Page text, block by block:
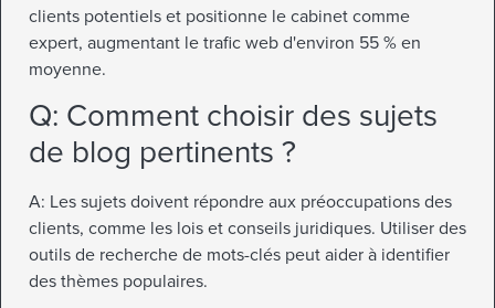
clients potentiels et positionne le cabinet comme
expert, augmentant le trafic web d'environ 55 % en
moyenne.
Q: Comment choisir des sujets
de blog pertinents ?
A: Les sujets doivent répondre aux préoccupations des
clients, comme les lois et conseils juridiques. Utiliser des
outils de recherche de mots-clés peut aider à identifier
des thèmes populaires.